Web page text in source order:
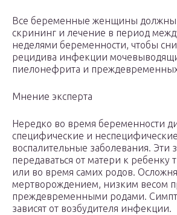
Все беременные женщины должны
скрининг и лечение в период
неделями беременности, чтобы
рецидива инфекции
пиелонефрита и
Мнение эксперта
Нередко во время беременности
специфические и
воспалительные заболевания. Эти
передаваться от матери к ребенку
или во время самих родов.
мертворождением, низким весом
преждевременными родами.
зависят от возбудителя инфекции.